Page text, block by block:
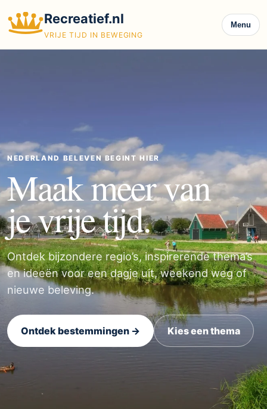
Recreatief.nl
VRIJE TIJD IN BEWEGING
Menu
NEDERLAND BELEVEN BEGINT HIER
Maak meer van
je vrije tijd.
Ontdek bijzondere regio’s, inspirerende thema’s
en ideeën voor een dagje uit, weekend weg of
nieuwe beleving.
Ontdek bestemmingen → Kies een thema